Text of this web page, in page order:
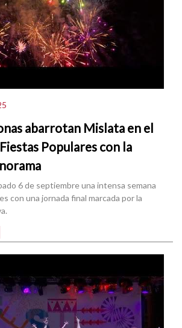
abarrotan Mislata en el
Populares con la
6 de septiembre una intensa semana
con una jornada final marcada por la